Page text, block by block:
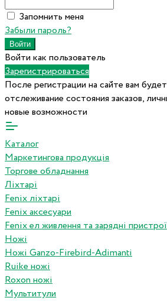
Запомнить меня
Забыли пароль?
Войти как пользователь
Зарегистрироваться
После регистрации на сайте вам
отслеживание состояния заказов,
новые возможности
Каталог
Маркетингова продукція
Торгове обладнання
Ліхтарі
Fenix ліхтарі
Fenix аксесуари
Fenix ел живлення та зарядні пристрої
Ножі
Ножі Ganzo-Firebird-Adimanti
Ruike ножі
Roxon ножi
Мультитули